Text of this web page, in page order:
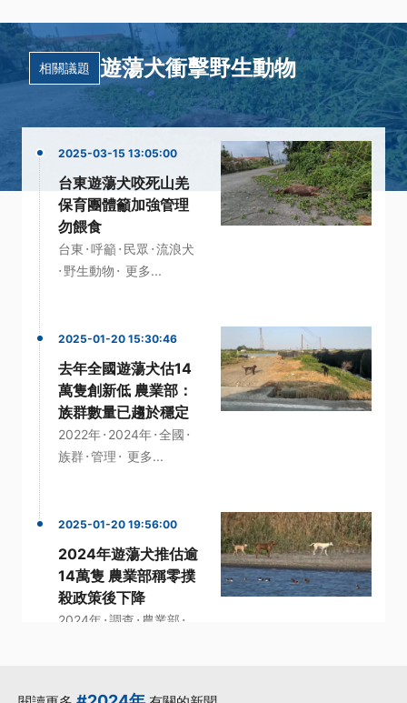
相關議題 遊蕩犬衝擊野生動物
2025-03-15 13:05:00
台東遊蕩犬咬死山羌
保育團體籲加強管理
勿餵食
台東 ·呼籲 · 民眾 ·流浪犬
· 野生動物 · 更多...
2025-01-20 15:30:46
去年全國遊蕩犬估14
萬隻創新低 農業部：
族群數量已趨於穩定
2022年· 2024年·全國 ·
族群·管理 · 更多...
2025-01-20 19:56:00
2024年遊蕩犬推估逾
14萬隻 農業部稱零撲
殺政策後下降
2024年 ·調查 · 農業部 ·